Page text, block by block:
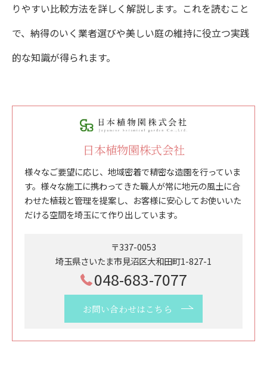
りやすい比較方法を詳しく解説します。これを読むこと
で、納得のいく業者選びや美しい庭の維持に役立つ実践
的な知識が得られます。
日本植物園株式会社
様々なご要望に応じ、地域密着で精密な造園を行っていま
す。様々な施工に携わってきた職人が常に地元の風土に合
わせた植栽と管理を提案し、お客様に安心してお使いいた
だける空間を埼玉にて作り出しています。
〒337-0053
埼玉県さいたま市見沼区大和田町1-827-1
048-683-7077
お問い合わせはこちら